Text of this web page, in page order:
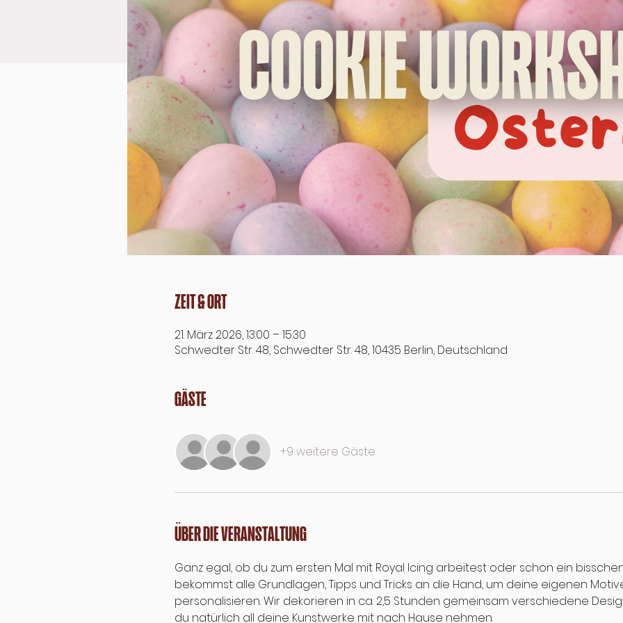
Zeit & Ort
21. März 2026, 13:00 – 15:30
Schwedter Str. 48, Schwedter Str. 48, 10435 Berlin, Deutschland
Gäste
+9 weitere Gäste
Über die Veranstaltung
Ganz egal, ob du zum ersten Mal mit Royal Icing arbeitest oder schon ein
bekommst alle Grundlagen, Tipps und Tricks an die Hand, um deine eigenen
personalisieren. Wir dekorieren in ca. 2,5 Stunden gemeinsam verschiedene
du natürlich all deine Kunstwerke mit nach Hause nehmen.